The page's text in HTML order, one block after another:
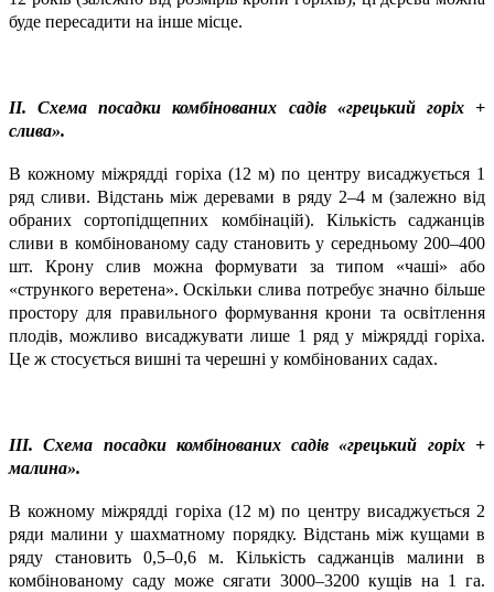
буде пересадити на інше місце.
ІІ. Схема посадки комбінованих садів «грецький горіх +
слива».
В кожному міжрядді горіха (12 м) по центру висаджується 1
ряд сливи. Відстань між деревами в ряду 2–4 м (залежно від
обраних сортопідщепних комбінацій). Кількість саджанців
сливи в комбінованому саду становить у середньому 200–400
шт. Крону слив можна формувати за типом «чаші» або
«стрункого веретена». Оскільки слива потребує значно більше
простору для правильного формування крони та освітлення
плодів, можливо висаджувати лише 1 ряд у міжрядді горіха.
Це ж стосується вишні та черешні у комбінованих садах.
ІІІ. Схема посадки комбінованих садів «грецький горіх +
малина».
В кожному міжрядді горіха (12 м) по центру висаджується 2
ряди малини у шахматному порядку. Відстань між кущами в
ряду становить 0,5–0,6 м. Кількість саджанців малини в
комбінованому саду може сягати 3000–3200 кущів на 1 га.